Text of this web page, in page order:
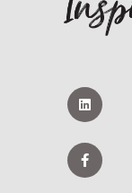
ن
ك
ي
نل
ف